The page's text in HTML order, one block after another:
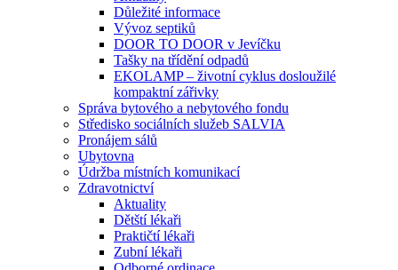
Důležité informace
Vývoz septiků
DOOR TO DOOR v Jevíčku
Tašky na třídění odpadů
EKOLAMP – životní cyklus dosloužilé
kompaktní zářivky
Správa bytového a nebytového fondu
Středisko sociálních služeb SALVIA
Pronájem sálů
Ubytovna
Údržba místních komunikací
Zdravotnictví
Aktuality
Dětští lékaři
Praktičtí lékaři
Zubní lékaři